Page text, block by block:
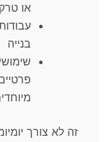
או
בנייה
זה לא צורך